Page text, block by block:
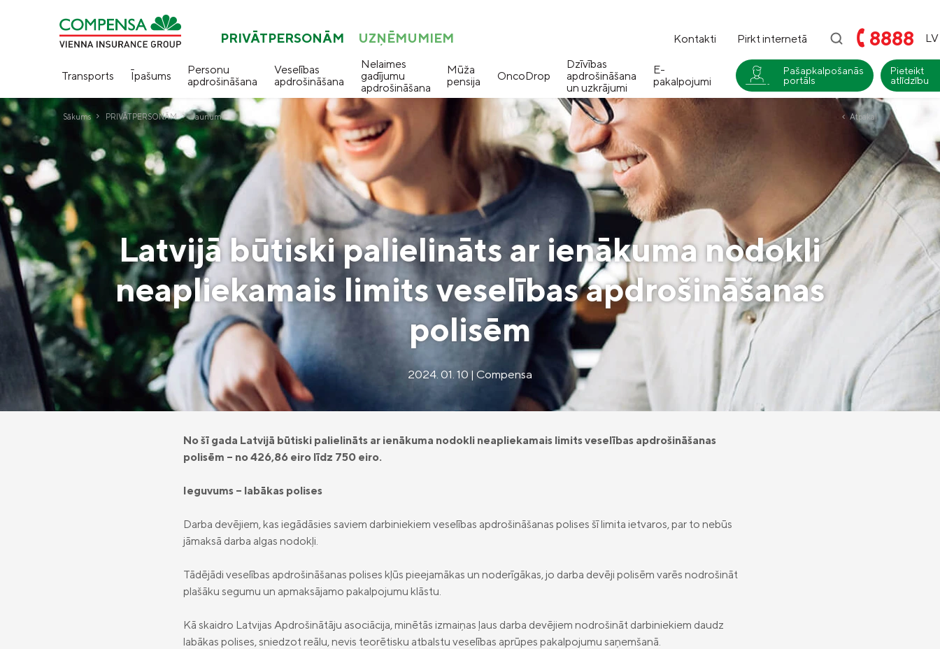
PRIVĀTPERSONĀM UZŅĒMUMIEM Kontakti Pirkt internetā 8888 LV
Transports Īpašums
Personu
apdrošināšana
Veselības
apdrošināšana
Nelaimes
gadījumu
apdrošināšana
Mūža
pensija
OncoDrop
Dzīvības
apdrošināšana
un uzkrājumi
E-
pakalpojumi
Pašapkalpošanās
portāls
apdrošināšanas pakalpojumi
Pieteikt
atlīdzību
Sākums PRIVĀTPERSONĀM Jaunumi Atpakaļ
Latvijā būtiski palielināts ar ienākuma nodokli
neapliekamais limits veselības apdrošināšanas
polisēm
2024. 01. 10 | Compensa
No šī gada Latvijā būtiski palielināts ar ienākuma nodokli neapliekamais limits veselības apdrošināšanas
polisēm – no 426,86 eiro līdz 750 eiro.
Ieguvums – labākas polises
Darba devējiem, kas iegādāsies saviem darbiniekiem veselības apdrošināšanas polises šī limita ietvaros, par to nebūs
jāmaksā darba algas nodokļi.
Tādējādi veselības apdrošināšanas polises kļūs pieejamākas un noderīgākas, jo darba devēji polisēm varēs nodrošināt
plašāku segumu un apmaksājamo pakalpojumu klāstu.
Kā skaidro Latvijas Apdrošinātāju asociācija, minētās izmaiņas ļaus darba devējiem nodrošināt darbiniekiem daudz
labākas polises, sniedzot reālu, nevis teorētisku atbalstu veselības aprūpes pakalpojumu saņemšanā.